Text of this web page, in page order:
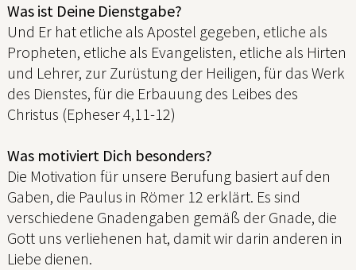
Was ist Deine Dienstgabe?
Und Er hat etliche als Apostel gegeben, etliche als
Propheten, etliche als Evangelisten, etliche als Hirten
und Lehrer, zur Zurüstung der Heiligen, für das Werk
des Dienstes, für die Erbauung des Leibes des
Christus (Epheser 4,11-12)
Was motiviert Dich besonders?
Die Motivation für unsere Berufung basiert auf den
Gaben, die Paulus in Römer 12 erklärt. Es sind
verschiedene Gnadengaben gemäß der Gnade, die
Gott uns verliehenen hat, damit wir darin anderen in
Liebe dienen.